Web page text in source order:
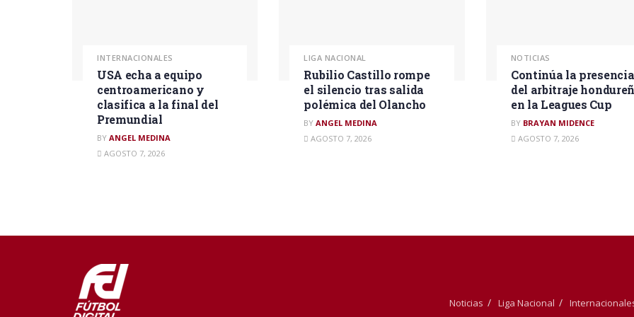
INTERNACIONALES
USA echa a equipo
centroamericano y
clasifica a la final del
Premundial
BY ANGEL MEDINA
AGOSTO 7, 2026
LIGA NACIONAL
Rubilio Castillo rompe
el silencio tras salida
polémica del Olancho
BY ANGEL MEDINA
AGOSTO 7, 2026
NOTICIAS
Continúa la presencia
del arbitraje
en la Leagues Cup
BY BRAYAN MIDENCE
AGOSTO 7, 2026
Noticias Liga Nacional